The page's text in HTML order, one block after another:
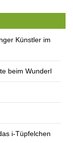
Künstler im
beim Wunderl
i-Tüpfelchen